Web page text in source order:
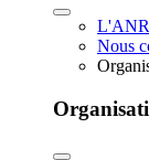
L'ANR
Nous